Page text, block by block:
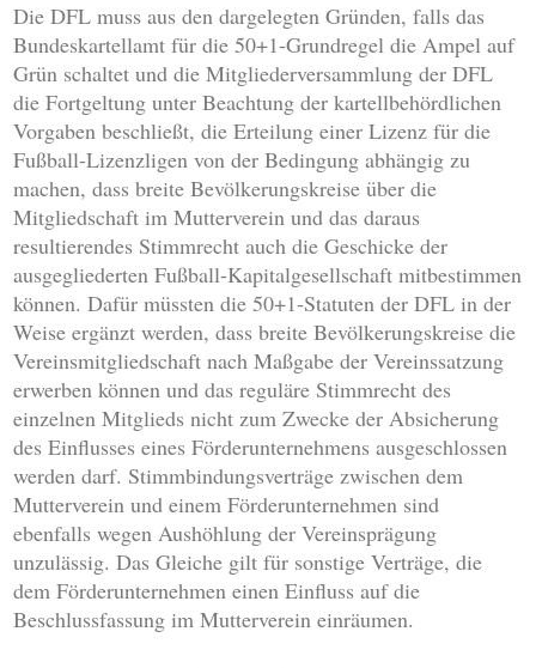
Die DFL muss aus den dargelegten Gründen, falls das
Bundeskartellamt für die 50+1-Grundregel die Ampel auf
Grün schaltet und die Mitgliederversammlung der DFL
die Fortgeltung unter Beachtung der kartellbehördlichen
Vorgaben beschließt, die Erteilung einer Lizenz für die
Fußball-Lizenzligen von der Bedingung abhängig zu
machen, dass breite Bevölkerungskreise über die
Mitgliedschaft im Mutterverein und das daraus
resultierendes Stimmrecht auch die Geschicke der
ausgegliederten Fußball-Kapitalgesellschaft mitbestimmen
können. Dafür müssten die 50+1-Statuten der DFL in der
Weise ergänzt werden, dass breite Bevölkerungskreise die
Vereinsmitgliedschaft nach Maßgabe der Vereinssatzung
erwerben können und das reguläre Stimmrecht des
einzelnen Mitglieds nicht zum Zwecke der Absicherung
des Einflusses eines Förderunternehmens ausgeschlossen
werden darf. Stimmbindungsverträge zwischen dem
Mutterverein und einem Förderunternehmen sind
ebenfalls wegen Aushöhlung der Vereinsprägung
unzulässig. Das Gleiche gilt für sonstige Verträge, die
dem Förderunternehmen einen Einfluss auf die
Beschlussfassung im Mutterverein einräumen.